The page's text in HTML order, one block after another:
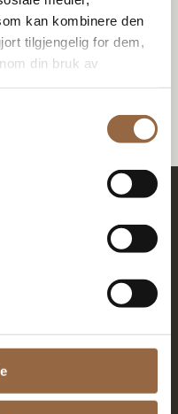
kan kombinere den
tilgjengelig for dem,
din bruk av